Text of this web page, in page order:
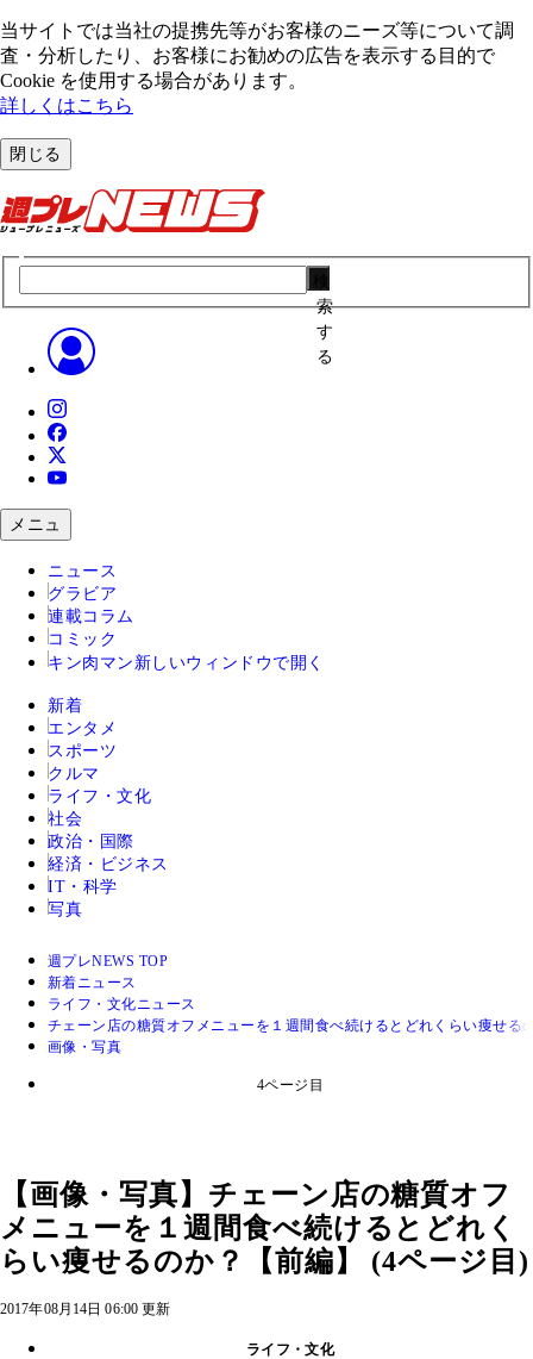
当サイトでは当社の提携先等がお客様のニーズ等について調
査・分析したり、お客様にお勧めの広告を表⽰する⽬的で
Cookie を使⽤する場合があります。
詳しくはこちら
閉じる
索
す
る
メニュ
ニュース
グラビア
連載コラム
コミック
キン肉マン 新しいウィンドウで開く
新着
エンタメ
スポーツ
クルマ
ライフ・文化
社会
政治・国際
経済・ビジネス
IT・科学
写真
週プレNEWS TOP
新着ニュース
ライフ・文化ニュース
チェーン店の糖質オフメニューを１週間食べ続けるとどれくらい痩せる
画像・写真
4ページ目
【画像・写真】チェーン店の糖質オフ
メニューを１週間食べ続けるとどれく
らい痩せるのか？【前編】 (4ページ目)
2017年08月14日 06:00 更新
ライフ・文化